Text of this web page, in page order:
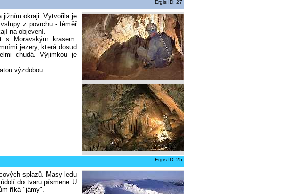
Ergis ID: 27
jižním okraji. Vytvořila je
z povrchu - téměř
na objevení.
s Moravským krasem.
jezery, která dosud
chudá. Výjimkou je
výzdobou.
Ergis ID: 25
splazů. Masy ledu
do tvaru písmene U
říká "jámy".